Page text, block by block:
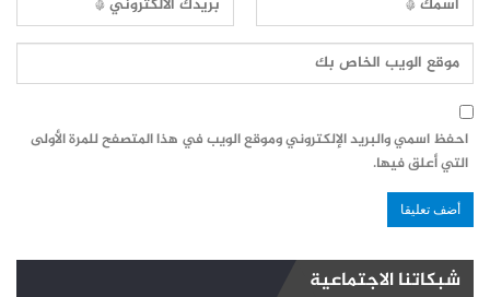
احفظ اسمي والبريد الإلكتروني وموقع الويب في هذا المتصفح للمرة الأولى
التي أعلق فيها.
شبكاتنا الاجتماعية